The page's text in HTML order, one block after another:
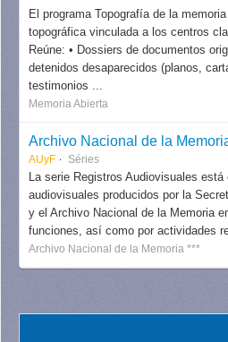
El programa Topografía de la
topográfica vinculada a los centros
Reúne: • Dossiers de documentos
detenidos desaparecidos (planos,
testimonios ...
Memoria Abierta
AUyF Séries
La serie Registros Audiovisuales
audiovisuales producidos por la
y el Archivo Nacional de la Memoria
funciones, así como por actividades
Archivo Nacional de la Memoria ***